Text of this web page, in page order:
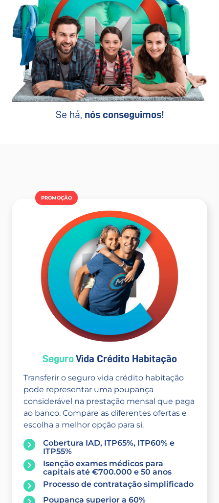
Se há, nós conseguimos!
PROMOÇÂO
SeguroVida Crédito Habitação
Transferir o seguro vida crédito habitação
pode representar uma poupança
considerável na prestação mensal que paga
ao banco. Compare as diferentes ofertas e
escolha a melhor opção para si.
Cobertura IAD, ITP65%, ITP60% e
ITP55%
Isenção exames médicos para
capitais até €700.000 e 50 anos
Processo de contratação simplificado
Poupança superior a 60%